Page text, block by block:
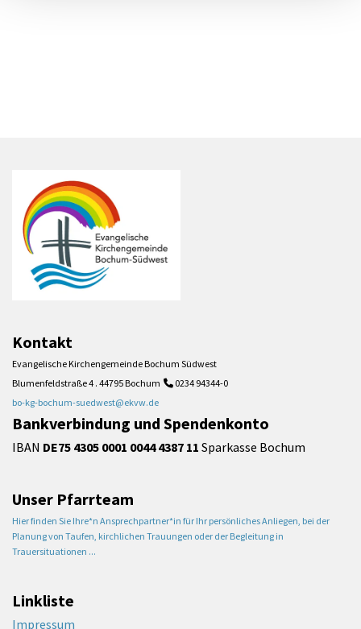
Kontakt
Evangelische Kirchengemeinde Bochum Südwest
Blumenfeldstraße 4 . 44795 Bochum  0234 94344-0
bo-kg-bochum-suedwest@ekvw.de
Bankverbindung und Spendenkonto
IBAN DE75 4305 0001 0044 4387 11 Sparkasse Bochum
Unser Pfarrteam
Hier finden Sie Ihre*n Ansprechpartner*in für Ihr persönliches Anliegen, bei der
Planung von Taufen, kirchlichen Trauungen oder der Begleitung in
Trauersituationen ...
Linkliste
Impressum